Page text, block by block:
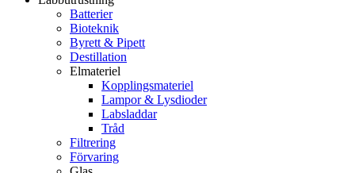
Batterier
Bioteknik
Byrett & Pipett
Destillation
Elmateriel
Kopplingsmateriel
Lampor & Lysdioder
Labsladdar
Tråd
Filtrering
Förvaring